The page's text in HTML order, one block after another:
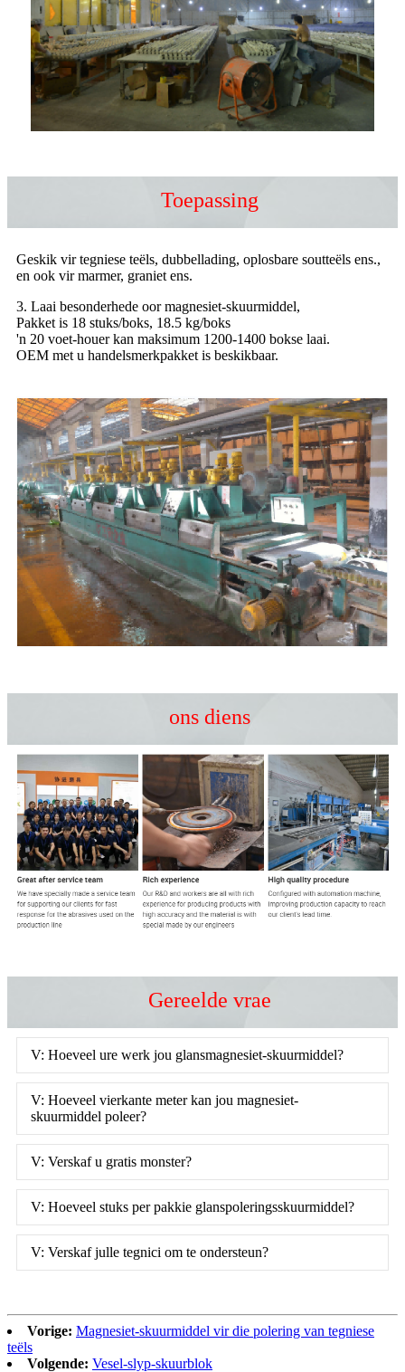
Toepassing
Geskik vir tegniese teëls, dubbellading, oplosbare soutteëls ens.,
en ook vir marmer, graniet ens.
3. Laai besonderhede oor magnesiet-skuurmiddel,
Pakket is 18 stuks/boks, 18.5 kg/boks
'n 20 voet-houer kan maksimum 1200-1400 bokse laai.
OEM met u handelsmerkpakket is beskikbaar.
ons diens
Gereelde vrae
V: Hoeveel ure werk jou glansmagnesiet-skuurmiddel?
V: Hoeveel vierkante meter kan jou magnesiet-
skuurmiddel poleer?
V: Verskaf u gratis monster?
V: Hoeveel stuks per pakkie glanspoleringsskuurmiddel?
V: Verskaf julle tegnici om te ondersteun?
Vorige: Magnesiet-skuurmiddel vir die polering van tegniese
teëls
Volgende: Vesel-slyp-skuurblok